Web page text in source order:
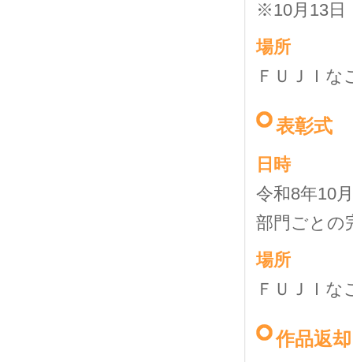
※10月13日
場所
ＦＵＪＩ
表彰式
日時
令和8年10
部門ごとの
場所
ＦＵＪＩ
作品返却